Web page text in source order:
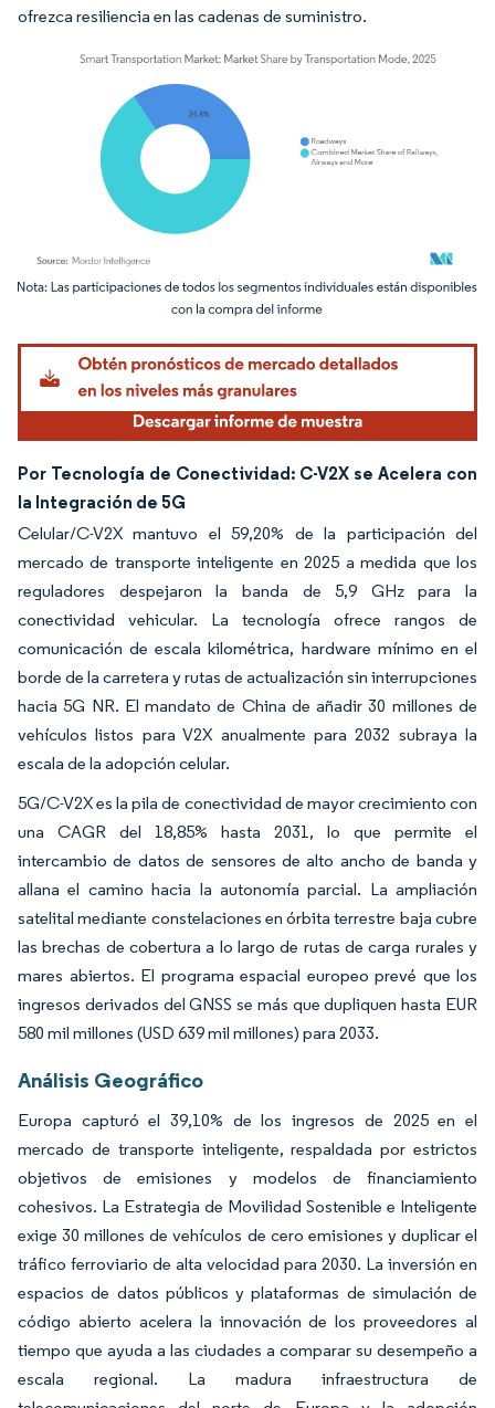
ofrezca resiliencia en las cadenas de suministro.
Imagen © Mordor Intelligence. El uso requiere atribución según CC BY 4.0.
Por Tecnología de Conectividad: C-V2X se Acelera con
la Integración de 5G
Celular/C-V2X mantuvo el 59,20% de la participación del
mercado de transporte inteligente en 2025 a medida que los
reguladores despejaron la banda de 5,9 GHz para la
conectividad vehicular. La tecnología ofrece rangos de
comunicación de escala kilométrica, hardware mínimo en el
borde de la carretera y rutas de actualización sin interrupciones
hacia 5G NR. El mandato de China de añadir 30 millones de
vehículos listos para V2X anualmente para 2032 subraya la
escala de la adopción celular.
5G/C-V2X es la pila de conectividad de mayor crecimiento con
una CAGR del 18,85% hasta 2031, lo que permite el
intercambio de datos de sensores de alto ancho de banda y
allana el camino hacia la autonomía parcial. La ampliación
satelital mediante constelaciones en órbita terrestre baja cubre
las brechas de cobertura a lo largo de rutas de carga rurales y
mares abiertos. El programa espacial europeo prevé que los
ingresos derivados del GNSS se más que dupliquen hasta EUR
580 mil millones (USD 639 mil millones) para 2033.
Análisis Geográfico
Europa capturó el 39,10% de los ingresos de 2025 en el
mercado de transporte inteligente, respaldada por estrictos
objetivos de emisiones y modelos de financiamiento
cohesivos. La Estrategia de Movilidad Sostenible e Inteligente
exige 30 millones de vehículos de cero emisiones y duplicar el
tráfico ferroviario de alta velocidad para 2030. La inversión en
espacios de datos públicos y plataformas de simulación de
código abierto acelera la innovación de los proveedores al
tiempo que ayuda a las ciudades a comparar su desempeño a
escala regional. La madura infraestructura de